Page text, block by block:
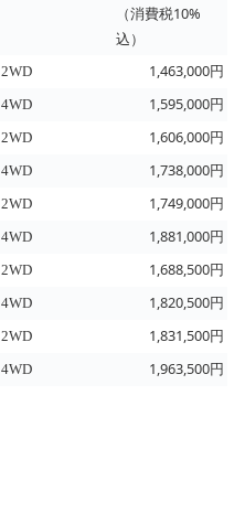
（消費税10%
込）
2WD 1,463,000円
4WD 1,595,000円
2WD 1,606,000円
4WD 1,738,000円
2WD 1,749,000円
4WD 1,881,000円
2WD 1,688,500円
4WD 1,820,500円
2WD 1,831,500円
4WD 1,963,500円